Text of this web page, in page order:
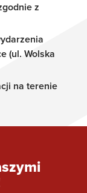
z
(ul. Wolska
na terenie